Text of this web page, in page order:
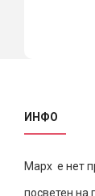
ИНФО
Марх е нет
посветен на